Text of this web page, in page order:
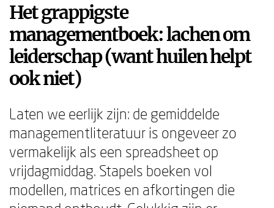
Het grappigste
managementboek: lachen om
leiderschap (want huilen helpt
ook niet)
Laten we eerlijk zijn: de gemiddelde
managementliteratuur is ongeveer zo
vermakelijk als een spreadsheet op
vrijdagmiddag. Stapels boeken vol
modellen, matrices en afkortingen die